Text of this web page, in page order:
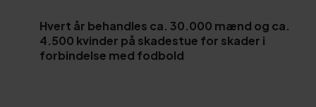
Hvert år behandles ca. 30.000 mænd og ca.
4.500 kvinder på skadestue for skader i
forbindelse med fodbold